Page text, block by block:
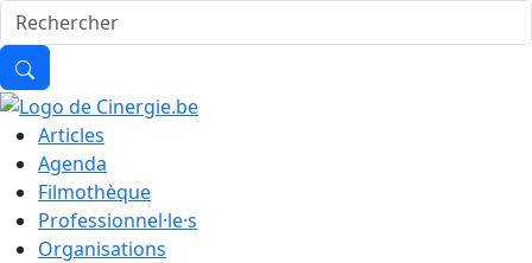
Articles
Agenda
Filmothèque
Professionnel·le·s
Organisations